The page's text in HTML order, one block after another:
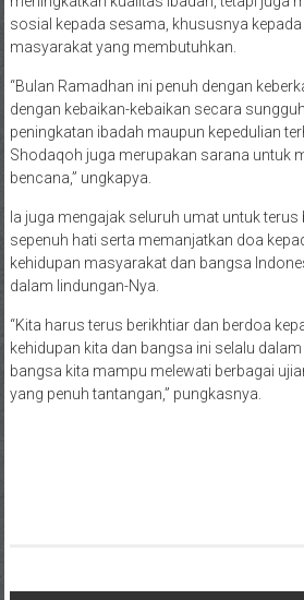
sosial kepada sesama, khususnya
masyarakat yang membutuhkan.
“Bulan Ramadhan ini penuh dengan
dengan kebaikan-kebaikan secara
peningkatan ibadah maupun kepedulian
Shodaqoh juga merupakan sarana untuk
bencana,” ungkapya.
Ia juga mengajak seluruh umat untuk terus
sepenuh hati serta memanjatkan doa
kehidupan masyarakat dan bangsa
dalam lindungan-Nya.
“Kita harus terus berikhtiar dan berdoa
kehidupan kita dan bangsa ini selalu
bangsa kita mampu melewati berbagai
yang penuh tantangan,” pungkasnya.